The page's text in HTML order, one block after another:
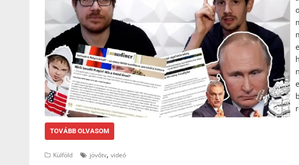
TOVÁBB OLVASOM
Külföld jövőtv, videó